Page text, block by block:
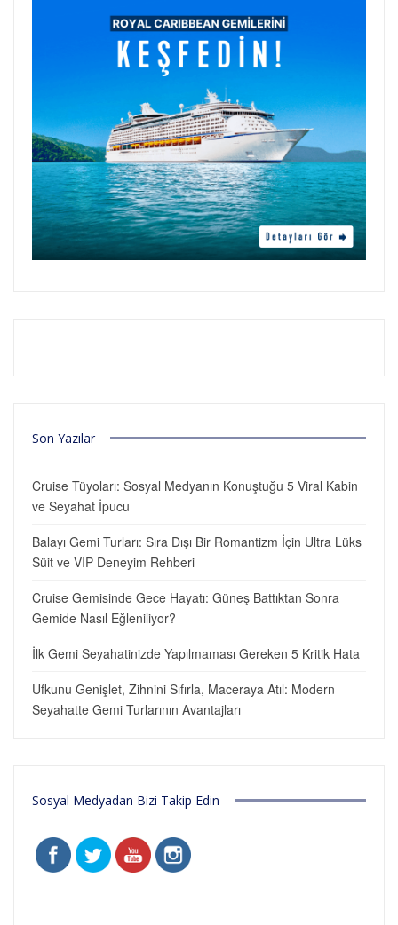
Son Yazılar
Cruise Tüyoları: Sosyal Medyanın Konuştuğu 5 Viral Kabin
ve Seyahat İpucu
Balayı Gemi Turları: Sıra Dışı Bir Romantizm İçin Ultra Lüks
Süit ve VIP Deneyim Rehberi
Cruise Gemisinde Gece Hayatı: Güneş Battıktan Sonra
Gemide Nasıl Eğleniliyor?
İlk Gemi Seyahatinizde Yapılmaması Gereken 5 Kritik Hata
Ufkunu Genişlet, Zihnini Sıfırla, Maceraya Atıl: Modern
Seyahatte Gemi Turlarının Avantajları
Sosyal Medyadan Bizi Takip Edin